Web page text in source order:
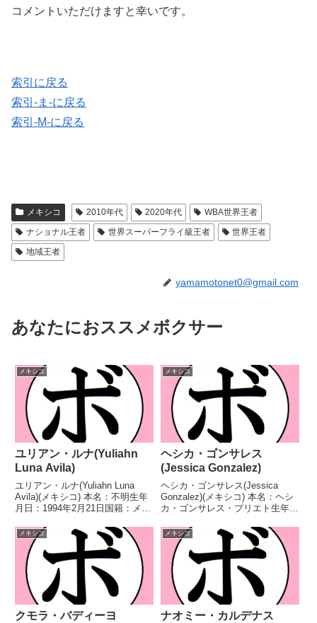
コメントいただけますと幸いです。
索引に戻る
索引-ま-に戻る
索引-M-に戻る
メキシコ 2010年代 2020年代
WBA世界王者
ナショナル王者
世界スーパーフライ級王者
世界王者
地域王者
yamamotonet0@gmail.com
あなたにおススメボクサー
メキシコ
ユリアン・ルナ(Yuliahn
Luna Avila)
ユリアン・ルナ(Yuliahn Luna
Avila)(メキシコ) 本名：不明生年
月日：1994年2月21日国籍：メキ
分 【獲得タイトル】第3代IBF世
界女子スーパーバンタム級王座第
11代WBC世界女子...
メキシコ
ヘシカ・ゴンサレス
(Jessica Gonzalez)
ヘシカ・ゴンサレス(Jessica
Gonzalez)(メキシコ) 本名：ヘシ
カ・ゴンサレス・プリエト生年月
コ戦績：19戦8勝(1KO)6敗2分3無
効試合 【獲得タイトル】WBC世
界女子バンタム級暫定王座...
メキシコ
クモラ・バディーヨ
メキシコ
ナオミー・カルデナス